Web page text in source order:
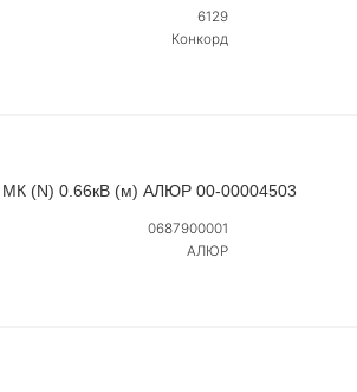
6129
Конкорд
МК (N) 0.66кВ (м) АЛЮР 00-00004503
0687900001
АЛЮР